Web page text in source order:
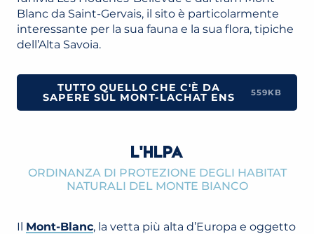
Blanc da Saint-Gervais, il sito è particolarmente
interessante per la sua fauna e la sua flora, tipiche
dell’Alta Savoia.
TUTTO QUELLO CHE C'È DA
SAPERE SUL MONT-LACHAT ENS 559KB
L'HLPA
ORDINANZA DI PROTEZIONE DEGLI HABITAT
NATURALI DEL MONTE BIANCO
Il Mont-Blanc, la vetta più alta d’Europa e oggetto